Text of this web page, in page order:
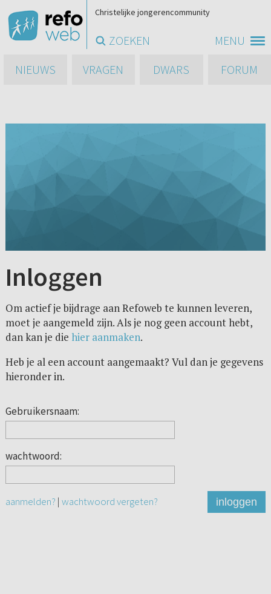
MENU
Christelijke jongerencommunity
ZOEKEN
NIEUWS
VRAGEN DWARS FORUM
Inloggen
Om actief je bijdrage aan Refoweb te kunnen leveren,
moet je aangemeld zijn. Als je nog geen account hebt,
dan kan je die hier aanmaken.
Heb je al een account aangemaakt? Vul dan je gegevens
hieronder in.
Gebruikersnaam:
wachtwoord:
aanmelden? | wachtwoord vergeten? inloggen